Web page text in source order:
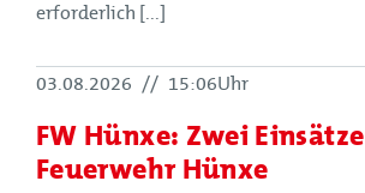
erforderlich [...]
03.08.2026 // 15:06Uhr
FW Hünxe: Zwei
Feuerwehr Hünxe